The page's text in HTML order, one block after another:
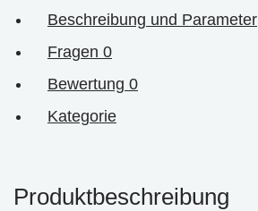
Beschreibung und Parameter
Fragen 0
Bewertung 0
Kategorie
Produktbeschreibung